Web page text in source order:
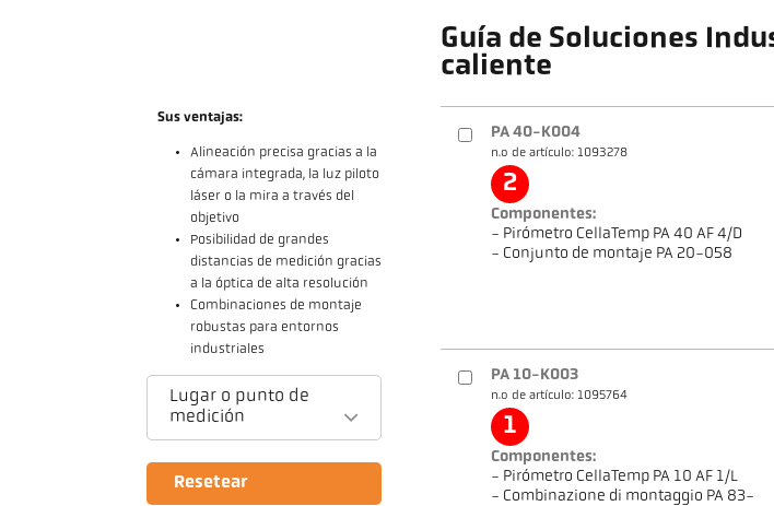
Guía de Soluciones
caliente
Sus ventajas:
Alineación precisa gracias a la
cámara integrada, la luz piloto
láser o la mira a través del
objetivo
Posibilidad de grandes
distancias de medición gracias
a la óptica de alta resolución
Combinaciones de montaje
robustas para entornos
industriales
Lugar o punto de
medición
Resetear
PA 40-K004
n.o de artículo: 1093278
2
Componentes:
- Pirómetro CellaTemp PA 40 AF 4/D
- Conjunto de montaje PA 20-058
PA 10-K003
n.o de artículo: 1095764
1
Componentes:
- Pirómetro CellaTemp PA 10 AF 1/L
- Combinazione di montaggio PA 83-